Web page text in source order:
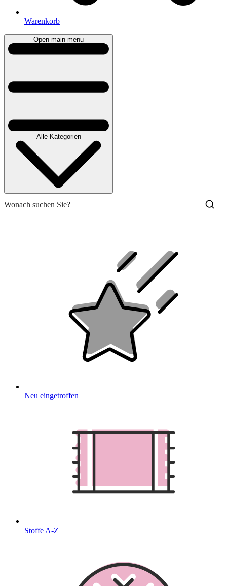
Warenkorb
Open main menu
Alle Kategorien
Neu eingetroffen
Stoffe A-Z